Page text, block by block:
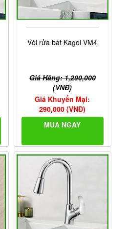
Vòi rửa bát Kagol VM4
Giá Hãng: 1,290,000
(VNĐ)
Giá Khuyến Mại:
290,000 (VNĐ)
MUA NGAY